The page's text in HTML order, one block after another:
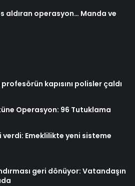
aldıran operasyon… Manda ve
kapısını polisler çaldı
Operasyon: 96 Tutuklama
verdi: Emeklilikte yeni sisteme
geri dönüyor: Vatandaşın